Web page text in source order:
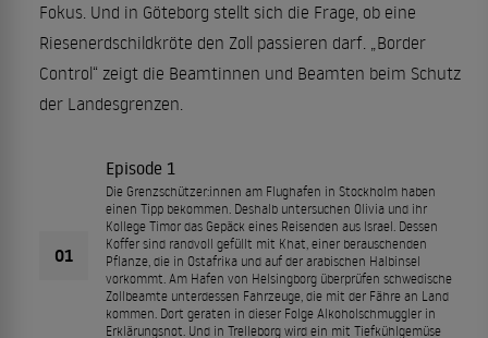
Fokus. Und in Göteborg stellt sich die Frage, ob eine
Riesenerdschildkröte den Zoll passieren darf. „Border
Control“ zeigt die Beamtinnen und Beamten beim Schutz
der Landesgrenzen.
01
Episode 1
Die Grenzschützer:innen am Flughafen in Stockholm haben
einen Tipp bekommen. Deshalb untersuchen Olivia und ihr
Kollege Timor das Gepäck eines Reisenden aus Israel. Dessen
Koffer sind randvoll gefüllt mit Khat, einer berauschenden
Pflanze, die in Ostafrika und auf der arabischen Halbinsel
vorkommt. Am Hafen von Helsingborg überprüfen schwedische
Zollbeamte unterdessen Fahrzeuge, die mit der Fähre an Land
kommen. Dort geraten in dieser Folge Alkoholschmuggler in
Erklärungsnot. Und in Trelleborg wird ein mit Tiefkühlgemüse